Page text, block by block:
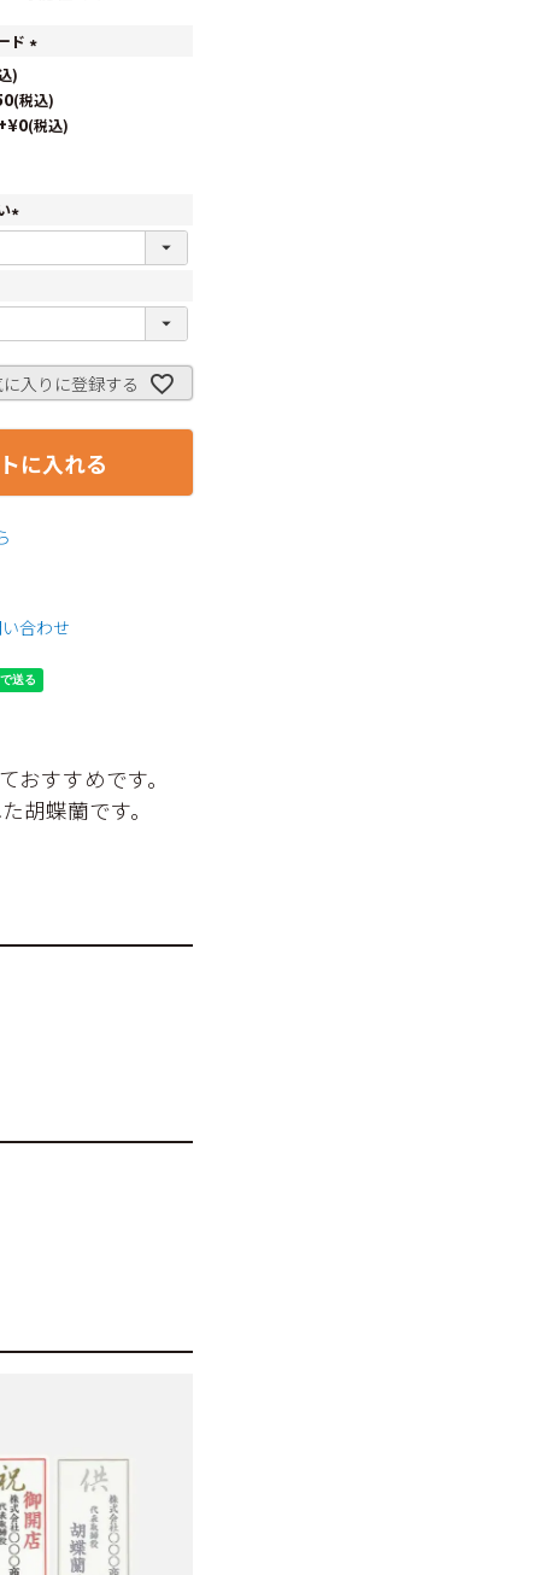
ド
必
須
)
税込
¥0 税込
(
)
入りに登録する
に入れる
合わせ
すすめです。
胡蝶蘭です。